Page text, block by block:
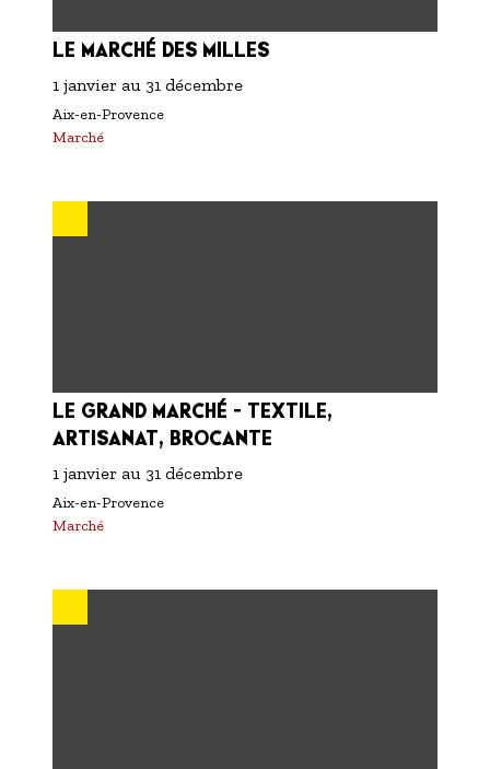
LE MARCHÉ DES MILLES
1 janvier au 31 décembre
Aix-en-Provence
Marché
LE GRAND MARCHÉ - TEXTILE,
ARTISANAT, BROCANTE
1 janvier au 31 décembre
Aix-en-Provence
Marché